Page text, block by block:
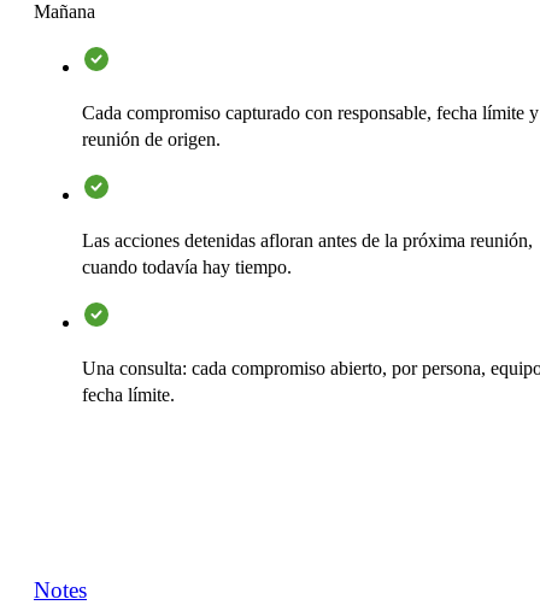
Mañana
Cada compromiso capturado con responsable, fecha límite y
reunión de origen.
Las acciones detenidas afloran antes de la próxima reunión,
cuando todavía hay tiempo.
Una consulta: cada compromiso abierto, por persona,
fecha límite.
Notes